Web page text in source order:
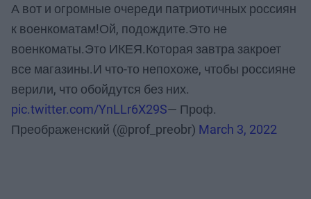
А вот и огромные очереди патриотичных россиян
к военкоматам!Ой, подождите.Это не
военкоматы.Это ИКЕЯ.Которая завтра закроет
все магазины.И что-то непохоже, чтобы россияне
верили, что обойдутся без них.
pic.twitter.com/YnLLr6X29S— Проф.
Преображенский (@prof_preobr) March 3, 2022